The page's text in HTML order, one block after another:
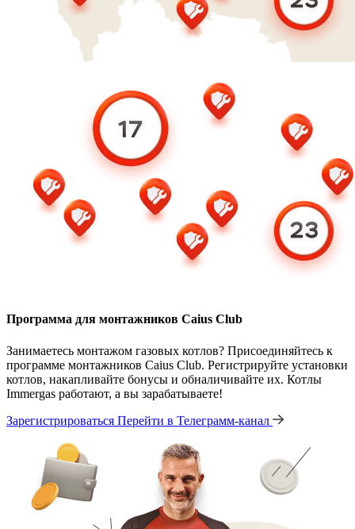
Программа для монтажников Caius Club
Занимаетесь монтажом газовых котлов? Присоединяйтесь к
программе монтажников Caius Club. Регистрируйте установки
котлов, накапливайте бонусы и обналичивайте их. Котлы
Immergas работают, а вы зарабатываете!
Зарегистрироваться Перейти в Телеграмм-канал